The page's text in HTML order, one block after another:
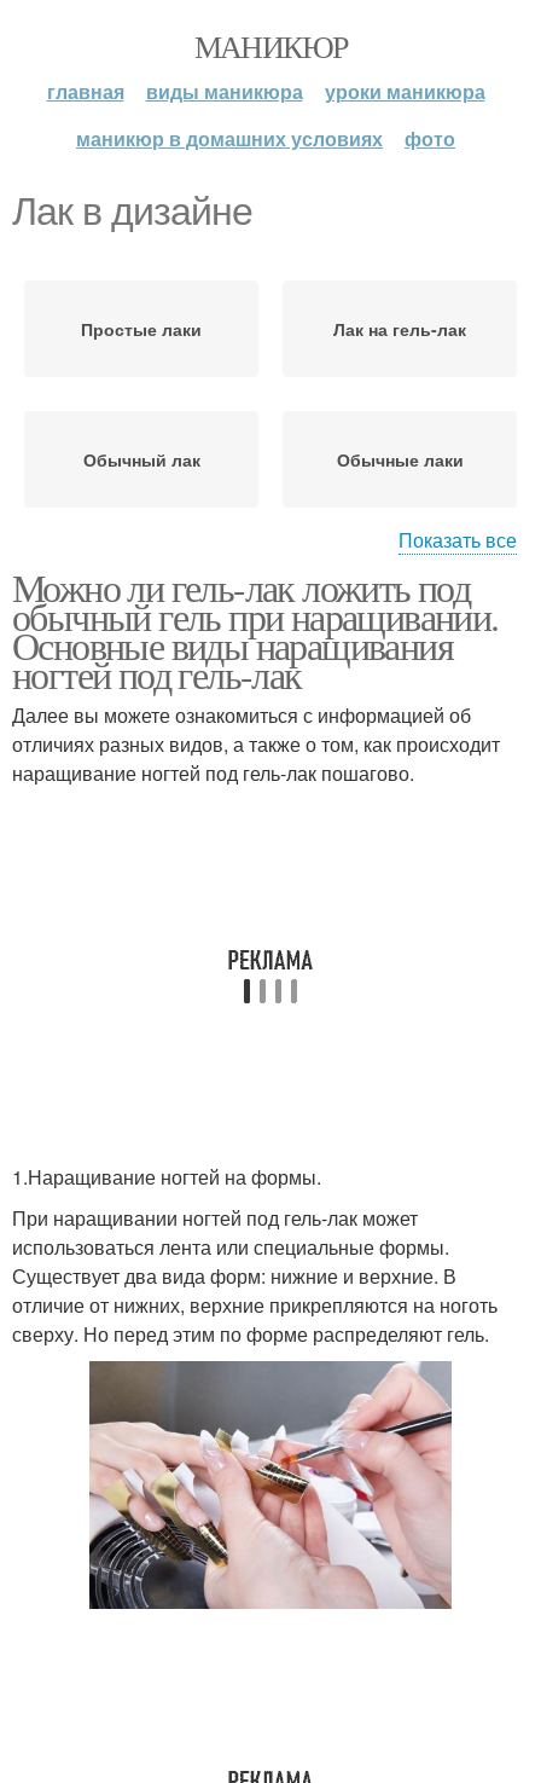
МАНИКЮР
главная виды маникюра
уроки маникюра
маникюр в домашних условиях
фото
Лак в дизайне
Простые лаки Лак на гель-лак
Обычный лак Обычные лаки
Лак для дизайна
профессионалов
Дизайн с шеллаком
Показать все
Можно ли гель-лак ложить под
обычный гель при наращивании.
Основные виды наращивания
ногтей под гель-лак
Далее вы можете ознакомиться с информацией об
отличиях разных видов, а также о том, как происходит
наращивание ногтей под гель-лак пошагово.
1.Наращивание ногтей на формы.
При наращивании ногтей под гель-лак может
использоваться лента или специальные формы.
Существует два вида форм: нижние и верхние. В
отличие от нижних, верхние прикрепляются на ноготь
сверху. Но перед этим по форме распределяют гель.